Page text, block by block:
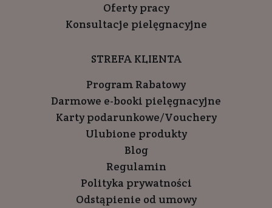
Oferty pracy
Konsultacje pielęgnacyjne
STREFA KLIENTA
Program Rabatowy
Darmowe e-booki pielęgnacyjne
Karty podarunkowe/Vouchery
Ulubione produkty
Blog
Regulamin
Polityka prywatności
Odstąpienie od umowy